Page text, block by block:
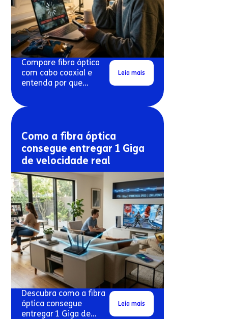
Compare fibra óptica
com cabo coaxial e
entenda por que
costumam travar mais.
Leia mais
Como a fibra óptica
consegue entregar 1 Giga
de velocidade real
Descubra como a fibra
óptica consegue
entregar 1 Giga de
Leia mais